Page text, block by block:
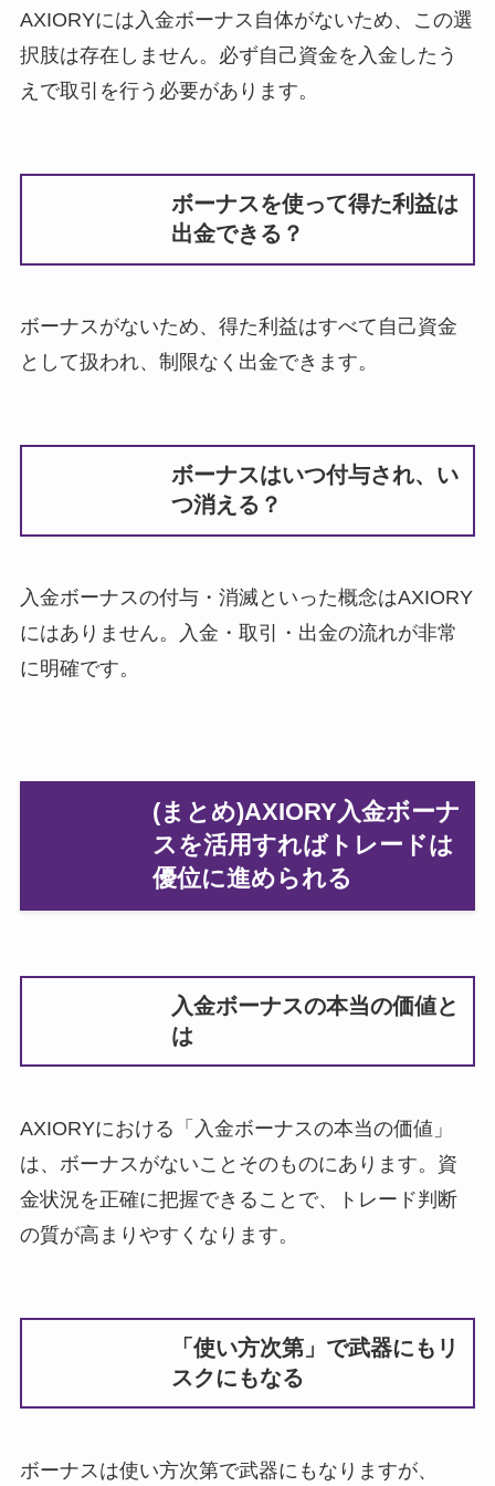
AXIORYには入金ボーナス自体がないため、この選
択肢は存在しません。必ず自己資金を入金したう
えで取引を行う必要があります。
ボーナスを使って得た利益は
出金できる？
ボーナスがないため、得た利益はすべて自己資金
として扱われ、制限なく出金できます。
ボーナスはいつ付与され、い
つ消える？
入金ボーナスの付与・消滅といった概念はAXIORY
にはありません。入金・取引・出金の流れが非常
に明確です。
(まとめ)AXIORY入金ボーナ
スを活用すればトレードは
優位に進められる
入金ボーナスの本当の価値と
は
AXIORYにおける「入金ボーナスの本当の価値」
は、ボーナスがないことそのものにあります。資
金状況を正確に把握できることで、トレード判断
の質が高まりやすくなります。
「使い方次第」で武器にもリ
スクにもなる
ボーナスは使い方次第で武器にもなりますが、